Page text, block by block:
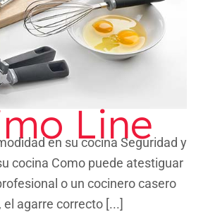
Line
en su cocina Seguridad y
cocina Como puede atestiguar
o un cocinero casero
agarre correcto [...]